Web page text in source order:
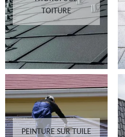
TOITURE
PEINTURE SUR TUILE